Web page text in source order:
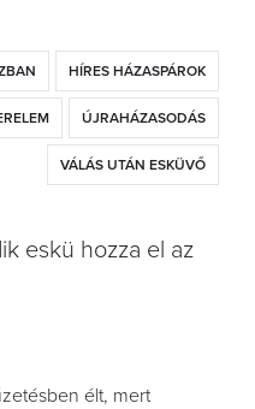
HÍRES HÁZASPÁROK
ÚJRAHÁZASODÁS
VÁLÁS UTÁN ESKÜVŐ
eskü hozza el az
élt, mert